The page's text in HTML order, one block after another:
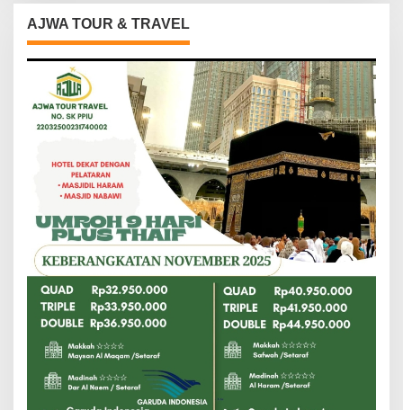
AJWA TOUR & TRAVEL